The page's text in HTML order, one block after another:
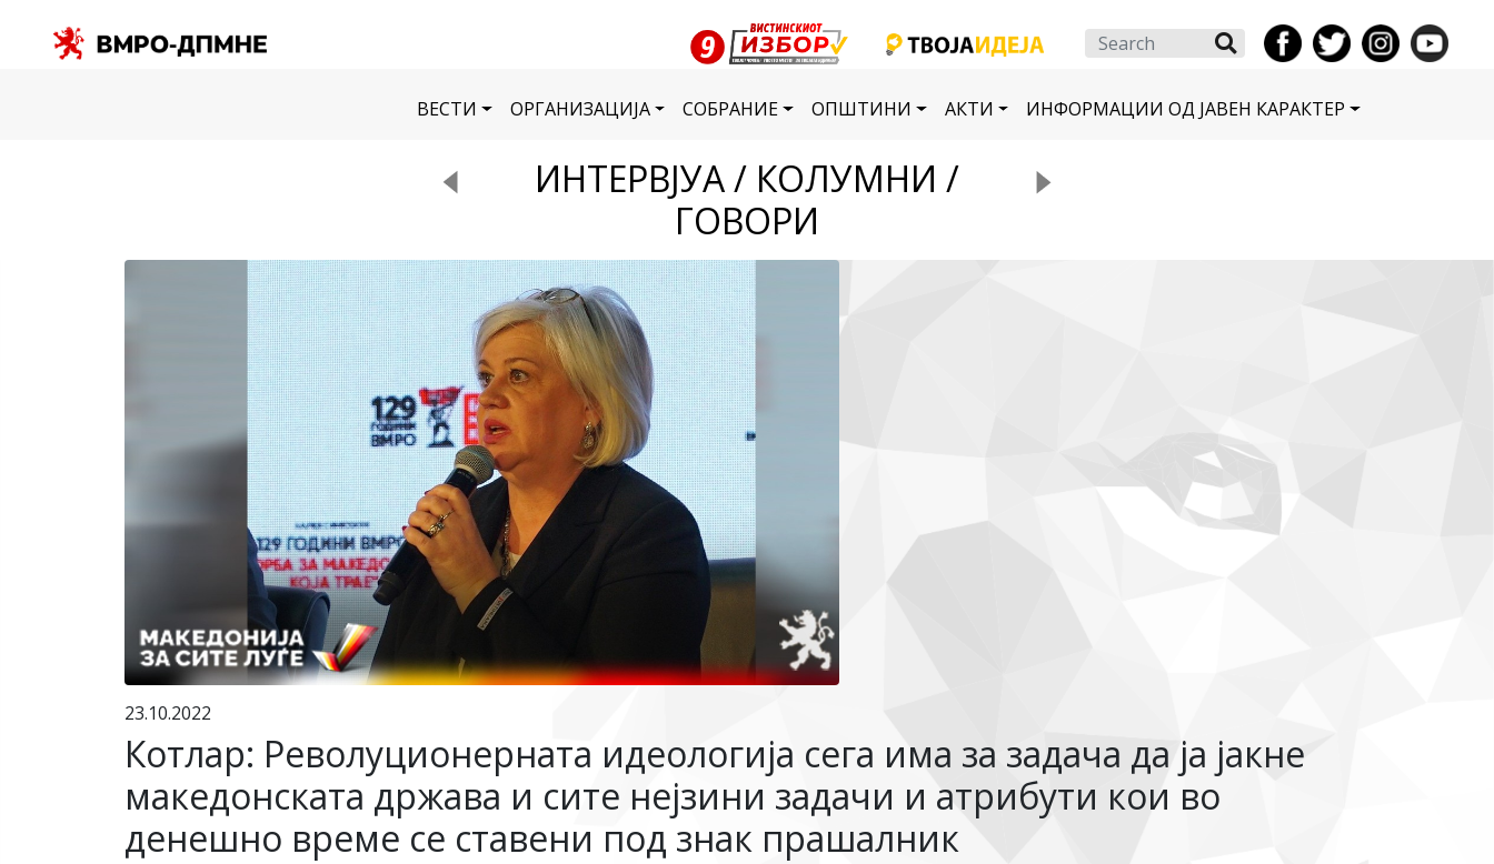
Search
ВЕСТИ ОРГАНИЗАЦИЈА СОБРАНИЕ ОПШТИНИ АКТИ ИНФОРМАЦИИ ОД ЈАВЕН КАРАКТЕР
ИНТЕРВЈУА / КОЛУМНИ /
ГОВОРИ
23.10.2022
Котлар: Револуционерната идеологија сега има за задача да ја јакне
македонската држава и сите нејзини задачи и атрибути кои во
денешно време се ставени под знак прашалник